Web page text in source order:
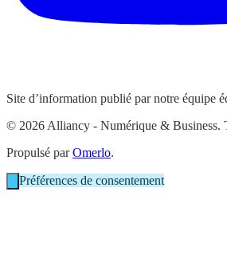
Site d’information publié par notre équipe
© 2026 Alliancy - Numérique & Business.
Propulsé parOmerlo.
Préférences de consentement